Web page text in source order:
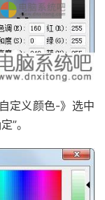
义颜色-》选中
”。